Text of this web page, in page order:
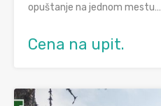
opuštanje na jednom mestu…
Cena na upit.